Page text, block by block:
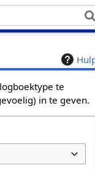
te
in te geven.